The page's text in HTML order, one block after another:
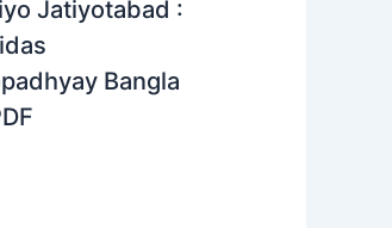
Jatiyotabad :
Bangla